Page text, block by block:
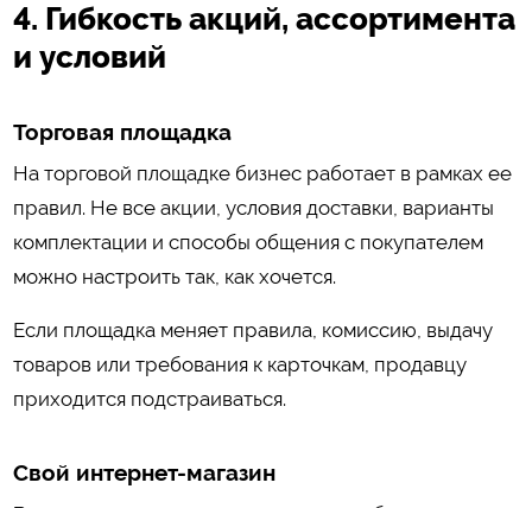
4. Гибкость акций, ассортимента
и условий
Торговая площадка
На торговой площадке бизнес работает в рамках ее
правил. Не все акции, условия доставки, варианты
комплектации и способы общения с покупателем
можно настроить так, как хочется.
Если площадка меняет правила, комиссию, выдачу
товаров или требования к карточкам, продавцу
приходится подстраиваться.
Свой интернет-магазин